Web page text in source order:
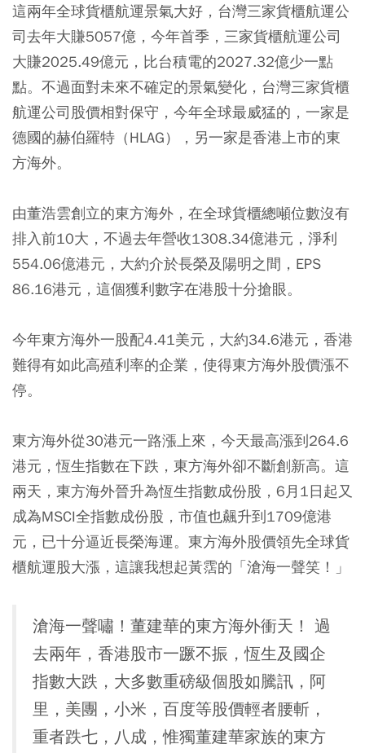
這兩年全球貨櫃航運景氣大好，台灣三家貨櫃航運公
司去年大賺5057億，今年首季，三家貨櫃航運公司
大賺2025.49億元，比台積電的2027.32億少一點
點。不過面對未來不確定的景氣變化，台灣三家貨櫃
航運公司股價相對保守，今年全球最威猛的，一家是
德國的赫伯羅特（HLAG），另一家是香港上市的東
方海外。
由董浩雲創立的東方海外，在全球貨櫃總噸位數沒有
排入前10大，不過去年營收1308.34億港元，淨利
554.06億港元，大約介於長榮及陽明之間，EPS
86.16港元，這個獲利數字在港股十分搶眼。
今年東方海外一股配4.41美元，大約34.6港元，香港
難得有如此高殖利率的企業，使得東方海外股價漲不
停。
東方海外從30港元一路漲上來，今天最高漲到264.6
港元，恆生指數在下跌，東方海外卻不斷創新高。這
兩天，東方海外晉升為恆生指數成份股，6月1日起又
成為MSCI全指數成份股，市值也飆升到1709億港
元，已十分逼近長榮海運。東方海外股價領先全球貨
櫃航運股大漲，這讓我想起黃霑的「滄海一聲笑！」
滄海一聲嘯！董建華的東方海外衝天！ 過
去兩年，香港股市一蹶不振，恆生及國企
指數大跌，大多數重磅級個股如騰訊，阿
里，美團，小米，百度等股價輕者腰斬，
重者跌七，八成，惟獨董建華家族的東方